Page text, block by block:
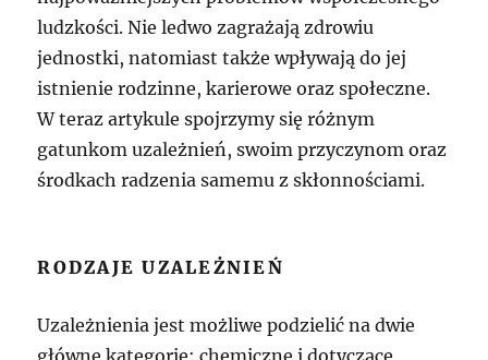
ludzkości. Nie ledwo zagrażają zdrowiu
jednostki, natomiast także wpływają do jej
istnienie rodzinne, karierowe oraz społeczne.
W teraz artykule spojrzymy się różnym
gatunkom uzależnień, swoim przyczynom oraz
środkach radzenia samemu z skłonnościami.
RODZAJE UZALEŻNIEŃ
Uzależnienia jest możliwe podzielić na dwie
główne kategorie: chemiczne i dotyczące